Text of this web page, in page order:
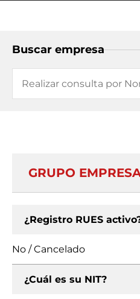
Buscar empresa
GRUPO
¿Registro RUES
No / Cancelado
¿Cuál es su NIT?